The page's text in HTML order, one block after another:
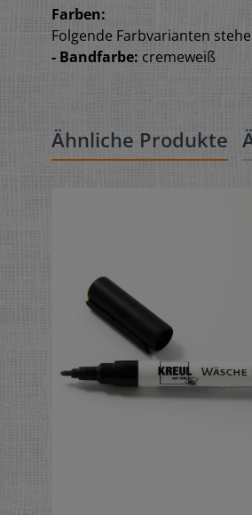
Farben:
Folgende Farbvarianten
- Bandfarbe:
Ähnliche Produkte